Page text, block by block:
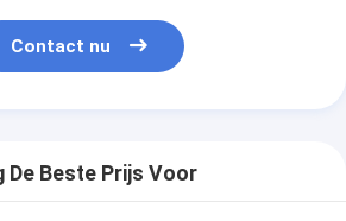
Contact nu
De Beste Prijs Voor